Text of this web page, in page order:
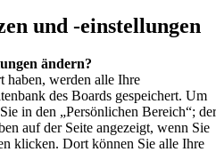
und -einstellungen
ändern?
haben, werden alle Ihre
des Boards gespeichert. Um
in den „Persönlichen Bereich“; der
auf der Seite angezeigt, wenn Sie
klicken. Dort können Sie alle Ihre